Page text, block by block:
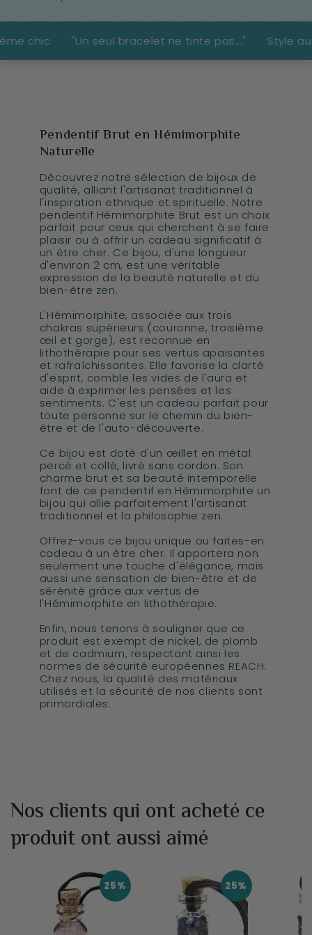
"Un seul bracelet ne tinte pas..." Style authentique
Pendentif Brut en Hémimorphite
Naturelle
Découvrez notre sélection de bijoux de
qualité, alliant l'artisanat traditionnel à
l'inspiration ethnique et spirituelle. Notre
pendentif Hémimorphite Brut est un choix
parfait pour ceux qui cherchent à se faire
plaisir ou à offrir un cadeau significatif à
un être cher. Ce bijou, d'une longueur
d'environ 2 cm, est une véritable
expression de la beauté naturelle et du
bien-être zen.
L'Hémimorphite, associée aux trois
chakras supérieurs (couronne, troisième
œil et gorge), est reconnue en
lithothérapie pour ses vertus apaisantes
et rafraîchissantes. Elle favorise la clarté
d'esprit, comble les vides de l'aura et
aide à exprimer les pensées et les
sentiments. C'est un cadeau parfait pour
toute personne sur le chemin du bien-
être et de l'auto-découverte.
Ce bijou est doté d'un œillet en métal
percé et collé, livré sans cordon. Son
charme brut et sa beauté intemporelle
font de ce pendentif en Hémimorphite un
bijou qui allie parfaitement l'artisanat
traditionnel et la philosophie zen.
Offrez-vous ce bijou unique ou faites-en
cadeau à un être cher. Il apportera non
seulement une touche d'élégance, mais
aussi une sensation de bien-être et de
sérénité grâce aux vertus de
l'Hémimorphite en lithothérapie.
Enfin, nous tenons à souligner que ce
produit est exempt de nickel, de plomb
et de cadmium, respectant ainsi les
normes de sécurité européennes REACH.
Chez nous, la qualité des matériaux
utilisés et la sécurité de nos clients sont
primordiales.
Nos clients qui ont acheté ce
produit ont aussi aimé
25% 25%